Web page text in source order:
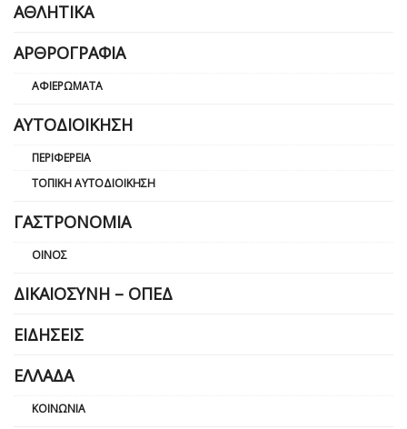
ΑΘΛΗΤΙΚΆ
ΑΡΘΡΟΓΡΑΦΊΑ
ΑΦΙΕΡΏΜΑΤΑ
ΑΥΤΟΔΙΟΊΚΗΣΗ
ΠΕΡΙΦΈΡΕΙΑ
ΤΟΠΙΚΉ ΑΥΤΟΔΙΟΊΚΗΣΗ
ΓΑΣΤΡΟΝΟΜΊΑ
ΟΊΝΟΣ
ΔΙΚΑΙΟΣΎΝΗ – ΟΠΕΔ
ΕΙΔΉΣΕΙΣ
ΕΛΛΆΔΑ
ΚΟΙΝΩΝΊΑ